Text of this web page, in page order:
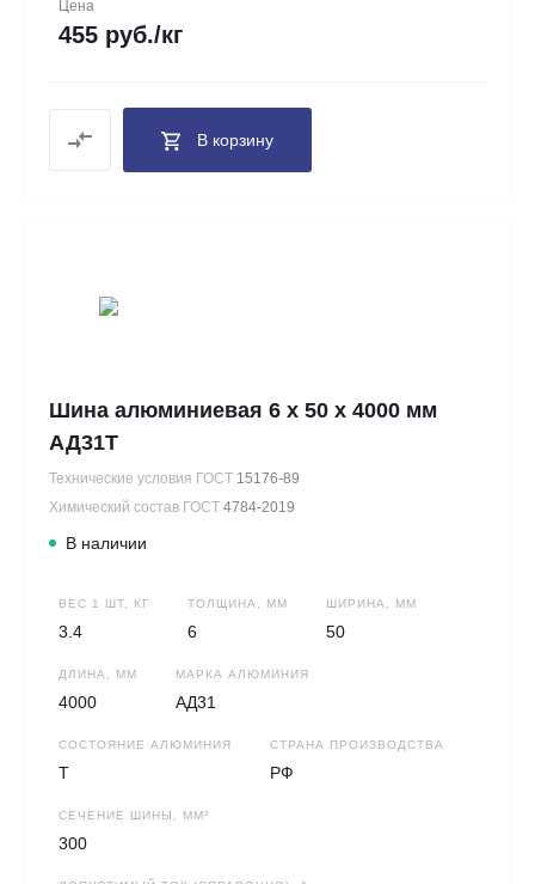
Цена
455 руб./кг
В корзину
Шина алюминиевая 6 х 50 х 4000 мм
АД31Т
Технические условия ГОСТ 15176-89
Химический состав ГОСТ 4784-2019
В наличии
ВЕС 1 ШТ, КГ
3.4
ТОЛЩИНА, ММ
6
ШИРИНА, ММ
50
ДЛИНА, ММ
4000
МАРКА АЛЮМИНИЯ
АД31
СОСТОЯНИЕ АЛЮМИНИЯ
Т
СТРАНА ПРОИЗВОДСТВА
РФ
СЕЧЕНИЕ ШИНЫ, ММ²
300